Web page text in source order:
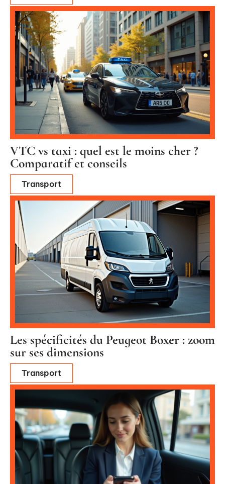
VTC vs taxi : quel est le moins cher ?
Comparatif et conseils
Transport
Les spécificités du Peugeot Boxer : zoom
sur ses dimensions
Transport